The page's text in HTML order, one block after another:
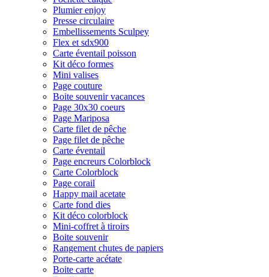
Plumier enjoy
Presse circulaire
Embellissements Sculpey
Flex et sdx900
Carte éventail poisson
Kit déco formes
Mini valises
Page couture
Boite souvenir vacances
Page 30x30 coeurs
Page Mariposa
Carte filet de pêche
Page filet de pêche
Carte éventail
Page encreurs Colorblock
Carte Colorblock
Page corail
Happy mail acetate
Carte fond dies
Kit déco colorblock
Mini-coffret à tiroirs
Boite souvenir
Rangement chutes de papiers
Porte-carte acétate
Boite carte